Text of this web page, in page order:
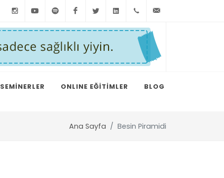
InstagramYoutubeSpotify FacebookTwitter LinkedIn+90
212
291
SEMİNERLER ONLINE EĞİTİMLER BLOG
Ana Sayfa Besin Piramidi